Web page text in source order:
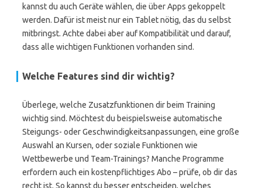
kannst du auch Geräte wählen, die über Apps gekoppelt
werden. Dafür ist meist nur ein Tablet nötig, das du selbst
mitbringst. Achte dabei aber auf Kompatibilität und darauf,
dass alle wichtigen Funktionen vorhanden sind.
Welche Features sind dir wichtig?
Überlege, welche Zusatzfunktionen dir beim Training
wichtig sind. Möchtest du beispielsweise automatische
Steigungs- oder Geschwindigkeitsanpassungen, eine große
Auswahl an Kursen, oder soziale Funktionen wie
Wettbewerbe und Team-Trainings? Manche Programme
erfordern auch ein kostenpflichtiges Abo – prüfe, ob dir das
recht ist. So kannst du besser entscheiden, welches